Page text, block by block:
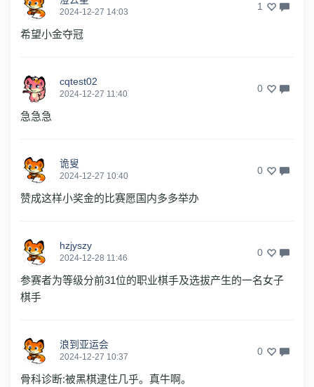
2024-12-27 14:03 1
希望小金夺冠
cqtest02
2024-12-27 11:40 0
急急急
诡叟
2024-12-27 10:40 0
赞成这样小奖金的比赛愿国内多多举办
hzjyszy
2024-12-28 11:46 0
参赛者为等级分前31位的职业棋手及选拔产生的一名女子
棋手
浪到亚运会
2024-12-27 10:37 0
骨科诊断:被黑棋逮住几乎。真牛啊。